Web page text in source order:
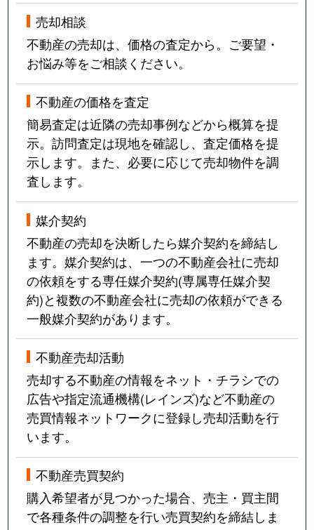
売却相談
不動産の売却は、価格の査定から。ご要望・
お悩み等をご相談ください。
不動産の価格を査定
簡易査定は近隣の売却事例などから概算を提
示。訪問査定は現地を確認し、査定価格を提
示します。また、必要に応じて売却物件を調
査します。
媒介契約
不動産の売却を決断したら媒介契約を締結し
ます。媒介契約は、一つの不動産会社に売却
の依頼をする専任媒介契約(専属専任媒介契
約)と複数の不動産会社に売却の依頼ができる
一般媒介契約があります。
不動産売却活動
売却する不動産の情報をネット・チラシでの
広告や指定流通機構(レインズ)など不動産の
売買情報ネットワークに登録し売却活動を行
います。
不動産売買契約
購入希望者が見つかった場合、売主・買主間
で各種条件の調整を行い売買契約を締結しま